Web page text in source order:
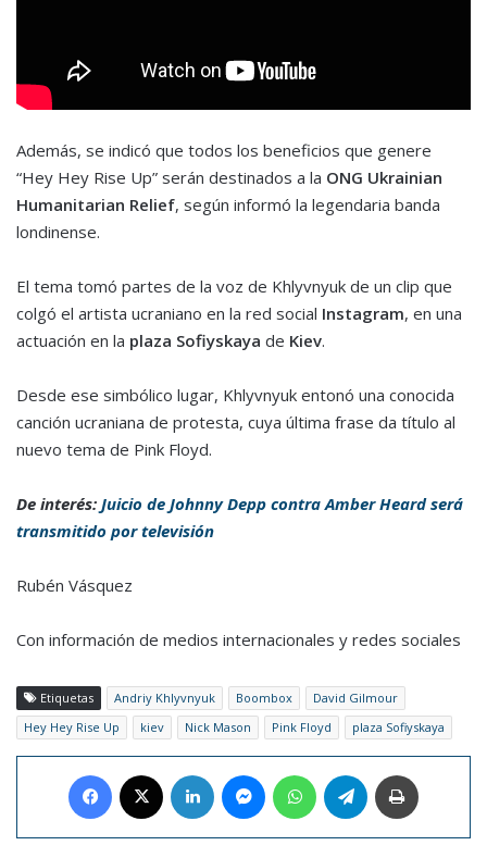
Además, se indicó que todos los beneficios que genere
“Hey Hey Rise Up” serán destinados a la ONG Ukrainian
Humanitarian Relief, según informó la legendaria banda
londinense.
El tema tomó partes de la voz de Khlyvnyuk de un clip que
colgó el artista ucraniano en la red social Instagram, en una
actuación en la plaza Sofiyskaya de Kiev.
Desde ese simbólico lugar, Khlyvnyuk entonó una conocida
canción ucraniana de protesta, cuya última frase da título al
nuevo tema de Pink Floyd.
De interés: Juicio de Johnny Depp contra Amber Heard será
transmitido por televisión
Rubén Vásquez
Con información de medios internacionales y redes sociales
Etiquetas Andriy Khlyvnyuk Boombox
David Gilmour
Hey Hey Rise Up
kiev Nick Mason Pink Floyd plaza Sofiyskaya
Facebook LinkedIn MessengerWhatsAppTelegram